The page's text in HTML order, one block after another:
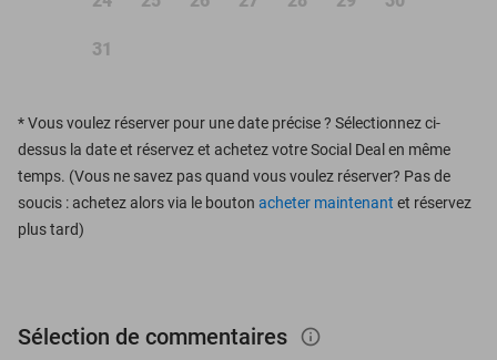
31
*Vous voulez réserver pour une date précise ? Sélectionnez ci-
dessus la date et réservez et achetez votre Social Deal en même
temps. (Vous ne savez pas quand vous voulez réserver? Pas de
soucis : achetez alors via le bouton acheter maintenant et réservez
plus tard)
Sélection de commentaires info_outlined